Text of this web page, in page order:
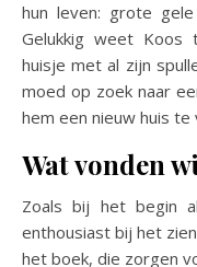
hun leven: grote
Gelukkig weet Koos
huisje met al zijn
moed op zoek naar
hem een nieuw huis te
Wat vonden
Zoals bij het begin
enthousiast bij het
het boek, die zorgen